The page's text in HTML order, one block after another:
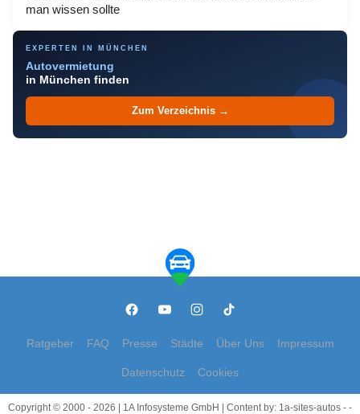
man wissen sollte
EXPERTEN IN MÜNCHEN
Autovermietung
in München finden
Zum Verzeichnis →
Ratgeber FAQ Presse Städte Über Uns Impressum
Datenschutz Cookies
Copyright © 2000 - 2026 | 1A Infosysteme GmbH | Content by: 1a-sites-autos - -